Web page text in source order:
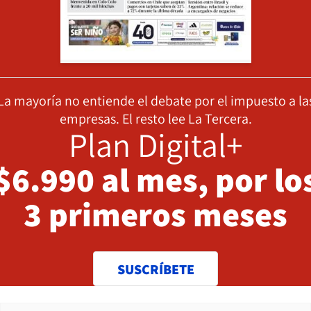
mayoría no entiende el debate por el impuesto a
empresas. El resto lee La Tercera.
Plan Digital+
al mes, por
3 primeros meses
SUSCRÍBETE